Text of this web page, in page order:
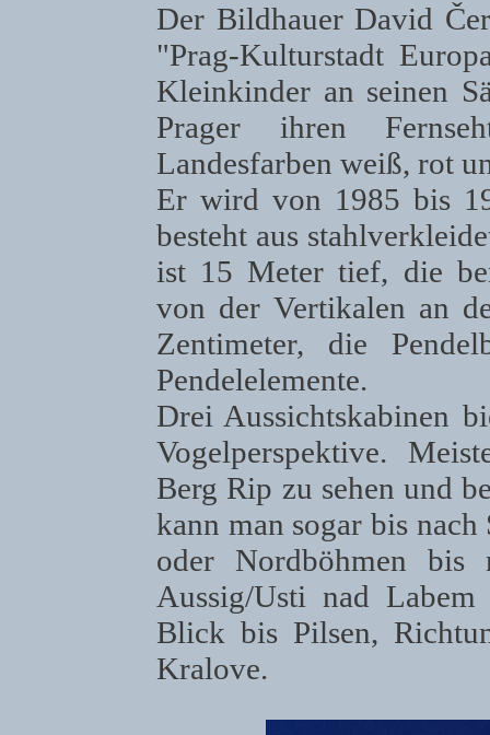
Der Bildhauer David
"Prag-Kulturstadt
Kleinkinder an seinen
Prager ihren
Landesfarben weiß, rot
Er wird von 1985 bis
besteht aus
ist 15 Meter tief, die
von der Vertikalen an
Zentimeter, die
Pendelelemente.
Drei Aussichtskabinen
Vogelperspektive.
Berg Rip zu sehen und
kann man sogar bis nach
oder Nordböhmen bis
Aussig/Usti nad
Blick bis Pilsen,
Kralove.